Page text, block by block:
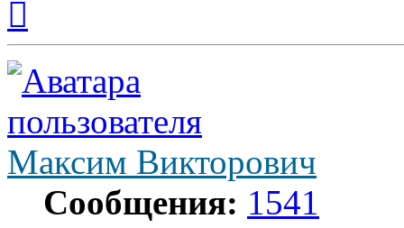
началу
Максим Викторович
Сообщения: 1541